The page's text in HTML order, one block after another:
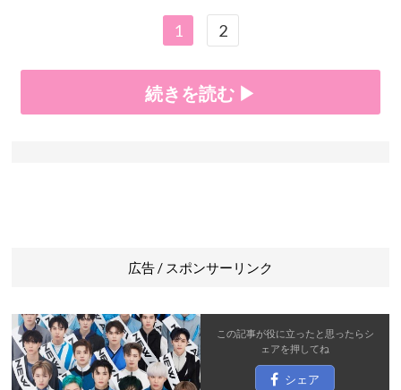
1 2
続きを読む ▶
広告 / スポンサーリンク
この記事が役に立ったと思ったらシ
ェアを押してね
シェア